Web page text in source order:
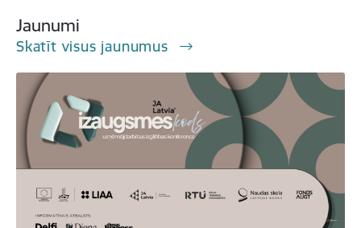
Jaunumi
Skatīt visus jaunumus